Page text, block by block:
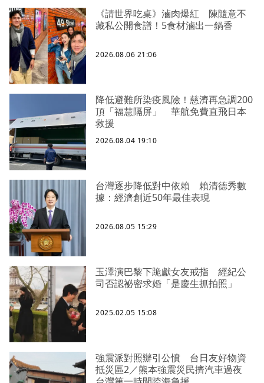
《請世界吃桌》滷肉爆紅 陳隨意不
藏私公開食譜！5食材滷出一鍋香
2026.08.06 21:06
降低避難所染疫風險！慈濟再急調200
頂「福慧隔屏」 華航免費直飛日本
救援
2026.08.04 19:10
台灣逐步降低對中依賴 賴清德秀數
據：經濟創近50年最佳表現
2026.08.05 15:29
玉澤演巴黎下跪獻女友戒指 經紀公
司否認祕密求婚「是慶生抓拍照」
2025.02.05 15:08
強震派對照辦引公憤 台日友好物資
抵災區2／熊本強震災民擠汽車過夜